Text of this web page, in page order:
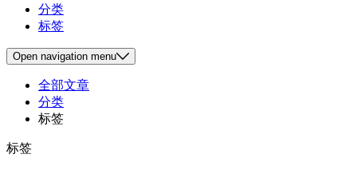
分类
标签
Open navigation menu
全部文章
分类
标签
标签